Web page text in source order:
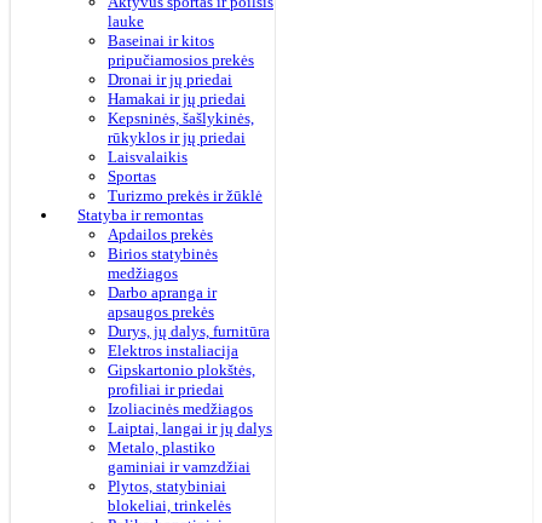
lauke
Baseinai ir kitos
pripučiamosios prekės
Dronai ir jų priedai
Hamakai ir jų priedai
Kepsninės, šašlykinės,
rūkyklos ir jų priedai
Laisvalaikis
Sportas
Turizmo prekės ir žūklė
Statyba ir remontas
Apdailos prekės
Birios statybinės
medžiagos
Darbo apranga ir
apsaugos prekės
Durys, jų dalys, furnitūra
Elektros instaliacija
Gipskartonio plokštės,
profiliai ir priedai
Izoliacinės medžiagos
Laiptai, langai ir jų dalys
Metalo, plastiko
gaminiai ir vamzdžiai
Plytos, statybiniai
blokeliai, trinkelės